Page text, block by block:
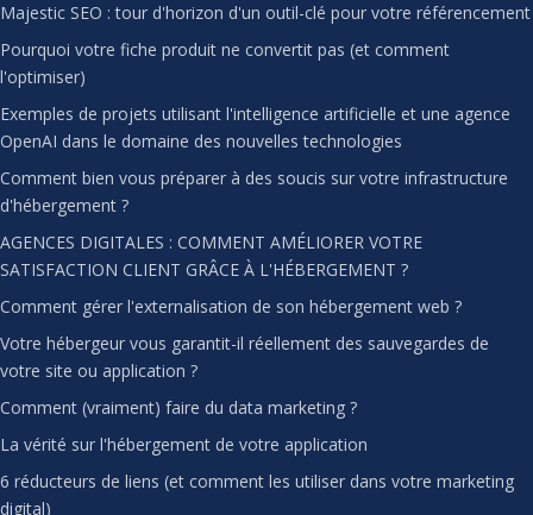
Majestic SEO : tour d'horizon d'un outil-clé pour votre référencement
Pourquoi votre fiche produit ne convertit pas (et comment
l'optimiser)
Exemples de projets utilisant l'intelligence artificielle et une agence
OpenAI dans le domaine des nouvelles technologies
Comment bien vous préparer à des soucis sur votre infrastructure
d'hébergement ?
AGENCES DIGITALES : COMMENT AMÉLIORER VOTRE
SATISFACTION CLIENT GRÂCE À L'HÉBERGEMENT ?
Comment gérer l'externalisation de son hébergement web ?
Votre hébergeur vous garantit-il réellement des sauvegardes de
votre site ou application ?
Comment (vraiment) faire du data marketing ?
La vérité sur l'hébergement de votre application
6 réducteurs de liens (et comment les utiliser dans votre marketing
digital)